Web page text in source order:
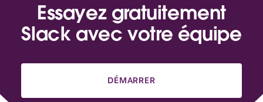
Essayez gratuitement
Slack avec votre équipe
DÉMARRER